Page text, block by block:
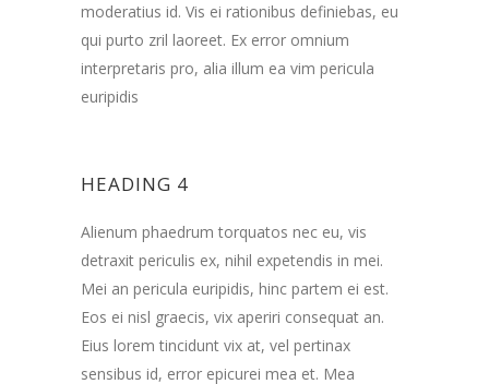
moderatius id. Vis ei rationibus definiebas, eu
qui purto zril laoreet. Ex error omnium
interpretaris pro, alia illum ea vim pericula
euripidis
HEADING 4
Alienum phaedrum torquatos nec eu, vis
detraxit periculis ex, nihil expetendis in mei.
Mei an pericula euripidis, hinc partem ei est.
Eos ei nisl graecis, vix aperiri consequat an.
Eius lorem tincidunt vix at, vel pertinax
sensibus id, error epicurei mea et. Mea